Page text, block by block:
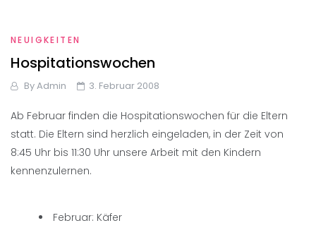
NEUIGKEITEN
Hospitationswochen
ByAdmin 3. Februar 2008
Ab Februar finden die Hospitationswochen für die Eltern
statt. Die Eltern sind herzlich eingeladen, in der Zeit von
8:45 Uhr bis 11:30 Uhr unsere Arbeit mit den Kindern
kennenzulernen.
Februar: Käfer